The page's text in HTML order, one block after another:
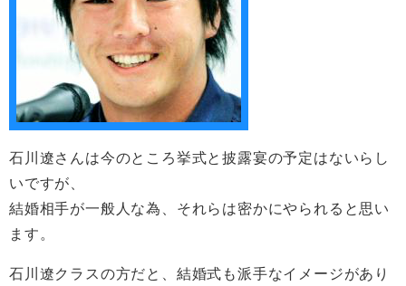
石川遼さんは今のところ挙式と披露宴の予定はないらし
いですが、
結婚相手が一般人な為、それらは密かにやられると思い
ます。
石川遼クラスの方だと、結婚式も派手なイメージがあり